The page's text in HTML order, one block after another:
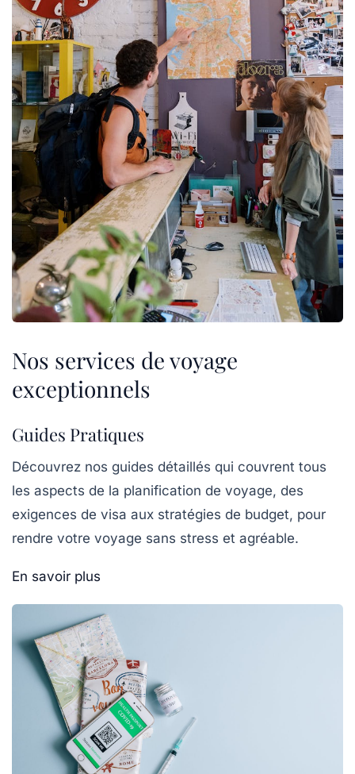
Nos services de voyage
exceptionnels
Guides Pratiques
Découvrez nos guides détaillés qui couvrent tous
les aspects de la planification de voyage, des
exigences de visa aux stratégies de budget, pour
rendre votre voyage sans stress et agréable.
En savoir plus